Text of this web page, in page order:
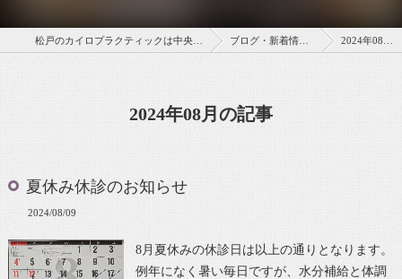
松戸のカイロプラクティックは中央カイロプラクティック ブログ・新着情報・お知らせ 2024年08月の記事
2024年08月の記事
夏休み休診のお知らせ
2024/08/09
8月夏休みの休診日は以上の通りとなります。
例年になく暑い毎日ですが、水分補給と体調